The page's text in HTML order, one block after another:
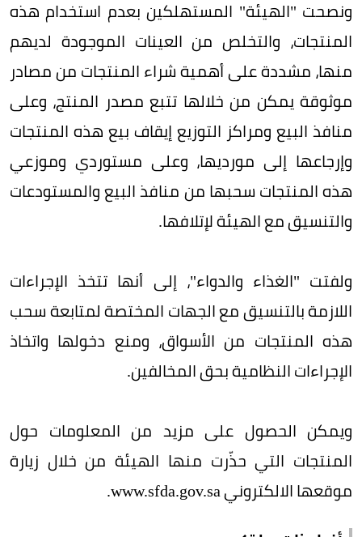
ونصحت "الهيئة" المستهلكين بعدم استخدام هذه
المنتجات، والتخلص من العينات الموجودة لديهم
منها، مشددة على أهمية شراء المنتجات من مصادر
موثوقة يمكن من خلالها تتبع مصدر المنتج، وعلى
منافذ البيع ومراكز التوزيع إيقاف بيع هذه المنتجات
وإرجاعها إلى مورديها، وعلى مستوردي وموزعي
هذه المنتجات سحبها من منافذ البيع والمستودعات
والتنسيق مع الهيئة لإتلافها.
ولفتت "الغذاء والدواء"، إلى أنها تتخذ الإجراءات
اللازمة بالتنسيق مع الجهات المختصة لمتابعة سحب
هذه المنتجات من الأسواق، ومنع دخولها واتخاذ
الإجراءات النظامية بحق المخالفين.
ويمكن الحصول على مزيد من المعلومات حول
المنتجات التي حذّرت منها الهيئة من خلال زيارة
موقعها الالكتروني www.sfda.gov.sa.